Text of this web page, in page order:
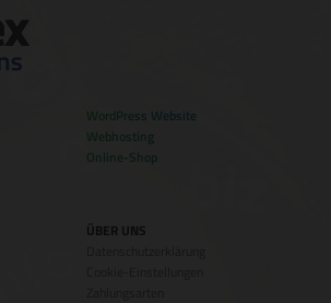
WordPress Website
Webhosting
Online-Shop
ÜBER UNS